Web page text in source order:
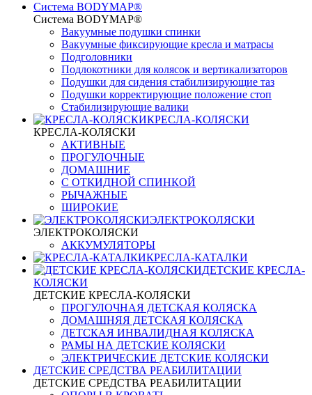
Система BODYMAP®
Система BODYMAP®
Вакуумные подушки спинки
Вакуумные фиксирующие кресла и матрасы
Подголовники
Подлокотники для колясок и вертикализаторов
Подушки для сидения стабилизирующие таз
Подушки корректирующие положение стоп
Стабилизирующие валики
КРЕСЛА-КОЛЯСКИ
КРЕСЛА-КОЛЯСКИ
АКТИВНЫЕ
ПРОГУЛОЧНЫЕ
ДОМАШНИЕ
С ОТКИДНОЙ СПИНКОЙ
РЫЧАЖНЫЕ
ШИРОКИЕ
ЭЛЕКТРОКОЛЯСКИ
ЭЛЕКТРОКОЛЯСКИ
АККУМУЛЯТОРЫ
КРЕСЛА-КАТАЛКИ
ДЕТСКИЕ КРЕСЛА-
КОЛЯСКИ
ДЕТСКИЕ КРЕСЛА-КОЛЯСКИ
ПРОГУЛОЧНАЯ ДЕТСКАЯ КОЛЯСКА
ДОМАШНЯЯ ДЕТСКАЯ КОЛЯСКА
ДЕТСКАЯ ИНВАЛИДНАЯ КОЛЯСКА
РАМЫ НА ДЕТСКИЕ КОЛЯСКИ
ЭЛЕКТРИЧЕСКИЕ ДЕТСКИЕ КОЛЯСКИ
ДЕТСКИЕ СРЕДСТВА РЕАБИЛИТАЦИИ
ДЕТСКИЕ СРЕДСТВА РЕАБИЛИТАЦИИ